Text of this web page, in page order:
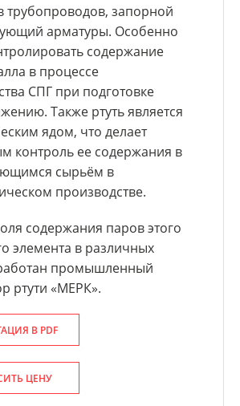
трубопроводов, запорной
арматуры. Особенно
содержание
в процессе
СПГ при подготовке
Также ртуть является
ядом, что делает
контроль ее содержания в
сырьём в
производстве.
содержания паров этого
элемента в различных
промышленный
ртути «МЕРК».
В PDF
ЦЕНУ